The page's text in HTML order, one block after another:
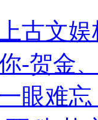
古文
-贺金
眼难